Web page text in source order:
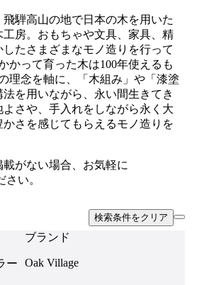
飛騨高山の地で日本の木を用いた
工房。おもちゃや文具、家具、精
たさまざまなモノ造りを行って
かって育った木は100年使えるも
理念を軸に、「木組み」や「漆塗
法を用いながら、永い間生きてき
さや、手入れをしながら永く大
さを感じてもらえるモノ造りを
がない場合、お気軽に
さい。
検索条件をクリア
ー
ブランド
Oak Village